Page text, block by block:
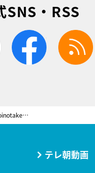
SNS・RSS
twitter facebook
Omoinotake・藤井怜央が語る“大ヒットラブソング”の裏側 歌とピアノの同時演奏に「めちゃくちゃムズい…」
テレ朝動画